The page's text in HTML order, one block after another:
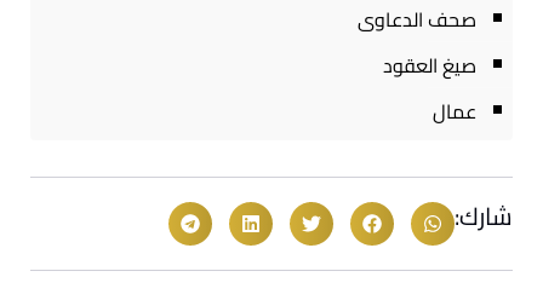
صحف الدعاوى
صيغ العقود
عمال
شارك: